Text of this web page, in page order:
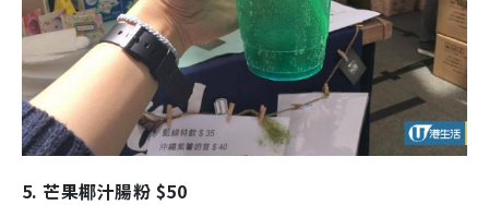
5. 芒果椰汁腸粉 $50